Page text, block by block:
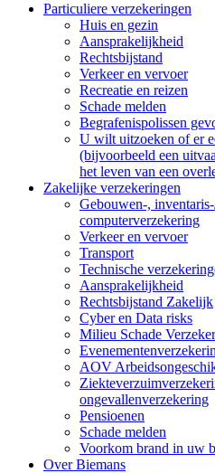
Particuliere verzekeringen
Huis en gezin
Aansprakelijkheid
Rechtsbijstand
Verkeer en vervoer
Recreatie en reizen
Schade melden
Begrafenispolissen
U wilt uitzoeken of er
(bijvoorbeeld een
het leven van een
Zakelijke verzekeringen
Gebouwen-,
computerverzekering
Verkeer en vervoer
Transport
Technische
Aansprakelijkheid
Rechtsbijstand Zakelijk
Cyber en Data risks
Milieu Schade
AOV
ongevallenverzekering
Pensioenen
Schade melden
Voorkom brand in uw
Over Biemans